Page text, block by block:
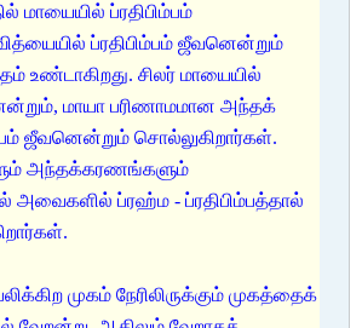
மாயையில் ப்ரதிபிம்பம்
ப்ரதிபிம்பம் ஜீவனென்றும்
உண்டாகிறது. சிலர் மாயையில்
மாயா பரிணாமமான அந்தக்
ஜீவனென்றும் சொல்லுகிறார்கள்.
அந்தக்கரணங்களும்
ப்ரஹ்ம - ப்ரதிபிம்பத்தால்
முகம் நேரிலிருக்கும் முகத்தைக்